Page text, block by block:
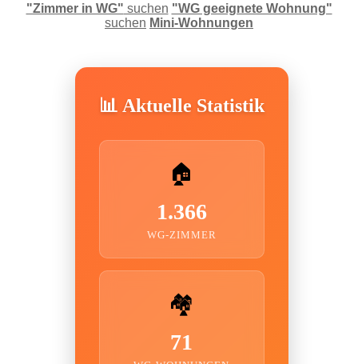
"Zimmer in WG" suchen "WG geeignete Wohnung"
suchen Mini-Wohnungen
📊 Aktuelle Statistik
🏠
1.366
WG-ZIMMER
🏘️
71